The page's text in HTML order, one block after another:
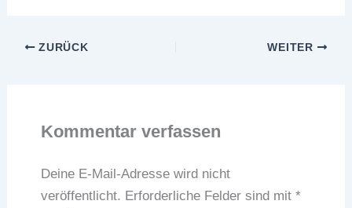
ZURÜCK WEITER
Kommentar verfassen
Deine E-Mail-Adresse wird nicht
veröffentlicht. Erforderliche Felder sind mit *